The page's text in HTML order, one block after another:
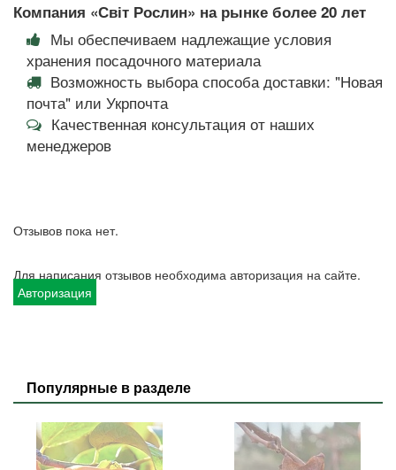
Компания «Світ Рослин» на рынке более 20 лет
Мы обеспечиваем надлежащие условия
хранения посадочного материала
Возможность выбора способа доставки: "Новая
почта" или Укрпочта
Качественная консультация от наших
менеджеров
Отзывов пока нет.
Для написания отзывов необходима авторизация на сайте.
Авторизация
Популярные в разделе